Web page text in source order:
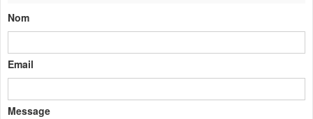
Nom
Email
Message